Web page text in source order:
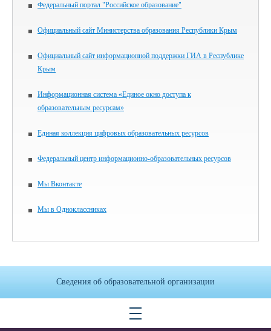
Федеральный портал "Российское образование"
Официальный сайт Министерства образования Республики Крым
Официальный сайт информационной поддержки ГИА в Республике
Крым
Информационная система «Единое окно доступа к
образовательным ресурсам»
Единая коллекция цифровых образовательных ресурсов
Федеральный центр информационно-образовательных ресурсов
Мы Вконтакте
Мы в Одноклассниках
Сведения об образовательной организации